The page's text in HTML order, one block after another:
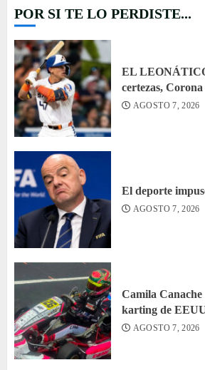
POR SI TE LO PERDISTE...
EL
certezas,
AGOSTO 7, 2026
El deporte
AGOSTO 7, 2026
Camila
karting de
AGOSTO 7, 2026